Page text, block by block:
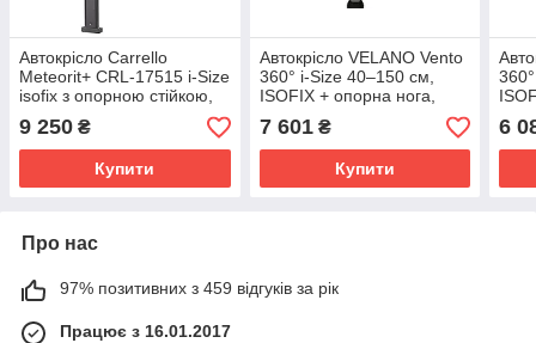
Автокрісло Carrello
Meteorit+ CRL-17515 i-Size
isofix з опорною стійкою,
Marble Grey
9 250 ₴
Купити
Автокрісло VELANO Vento
360° i-Size 40–150 см,
ISOFIX + опорна нога,
grey
7 601₴
Купити
6
Про нас
97% позитивних з 459 відгуків за рік
Працює з 16.01.2017